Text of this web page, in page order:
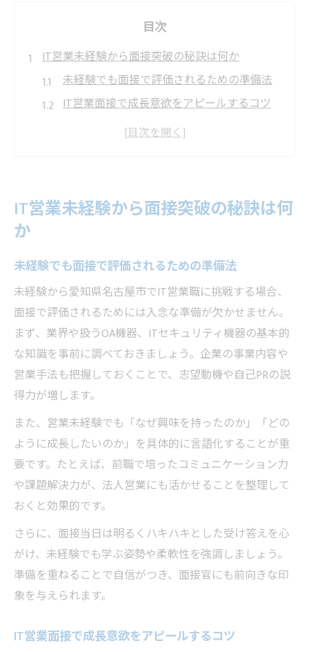
目次
IT営業未経験から面接突破の秘訣は何か
未経験でも面接で評価されるための準備法
IT営業面接で成長意欲をアピールするコツ
法人向け営業で求められる面接対応力とは
IT営業職の面接で大切な自己分析のポイン
ト
IT営業面接で重視される営業力の具体例
面接官が注目する営業未経験者の強み
法人営業で活かせるコミュニケーション力
の伝え方
名古屋市のIT営業面接で評価される視点と
は
未経験から営業力を伝える面接の工夫点
未経験でも始めやすいIT営業面接のコツを解説
未経験者が安心して挑める面接対策の流れ
OA機器営業の面接で意識したい受け答え方
面接で自信を持つための準備とポイント
ITセキュリティ営業で問われる姿勢と面接術
面接で未経験を武器に変えるアプローチ法
面接が不安な方へ未経験者が備えるべきポイン
ト
面接不安を和らげるための事前準備ポイン
ト
IT営業未経験から面接突破の秘訣は何
か
未経験でも面接で評価されるための準備法
未経験から愛知県名古屋市でIT営業職に挑戦する場合、
面接で評価されるためには入念な準備が欠かせません。
まず、業界や扱うOA機器、ITセキュリティ機器の基本的
な知識を事前に調べておきましょう。企業の事業内容や
営業手法も把握しておくことで、志望動機や自己PRの説
得力が増します。
また、営業未経験でも「なぜ興味を持ったのか」「どの
ように成長したいのか」を具体的に言語化することが重
要です。たとえば、前職で培ったコミュニケーション力
や課題解決力が、法人営業にも活かせることを整理して
おくと効果的です。
さらに、面接当日は明るくハキハキとした受け答えを心
がけ、未経験でも学ぶ姿勢や柔軟性を強調しましょう。
準備を重ねることで自信がつき、面接官にも前向きな印
象を与えられます。
IT営業面接で成長意欲をアピールするコツ